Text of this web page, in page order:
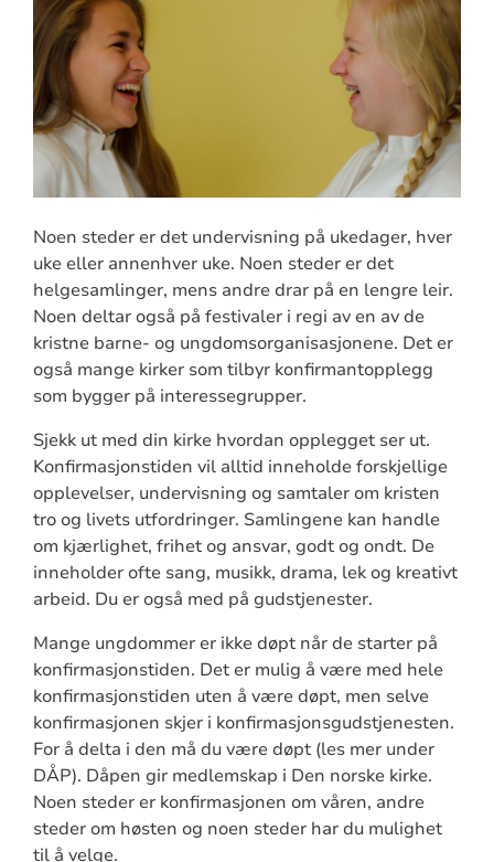
Noen steder er det undervisning på ukedager, hver
uke eller annenhver uke. Noen steder er det
helgesamlinger, mens andre drar på en lengre leir.
Noen deltar også på festivaler i regi av en av de
kristne barne- og ungdomsorganisasjonene. Det er
også mange kirker som tilbyr konfirmantopplegg
som bygger på interessegrupper.
Sjekk ut med din kirke hvordan opplegget ser ut.
Konfirmasjonstiden vil alltid inneholde forskjellige
opplevelser, undervisning og samtaler om kristen
tro og livets utfordringer. Samlingene kan handle
om kjærlighet, frihet og ansvar, godt og ondt. De
inneholder ofte sang, musikk, drama, lek og kreativt
arbeid. Du er også med på gudstjenester.
Mange ungdommer er ikke døpt når de starter på
konfirmasjonstiden. Det er mulig å være med hele
konfirmasjonstiden uten å være døpt, men selve
konfirmasjonen skjer i konfirmasjonsgudstjenesten.
For å delta i den må du være døpt (les mer under
DÅP). Dåpen gir medlemskap i Den norske kirke.
Noen steder er konfirmasjonen om våren, andre
steder om høsten og noen steder har du mulighet
til å velge.